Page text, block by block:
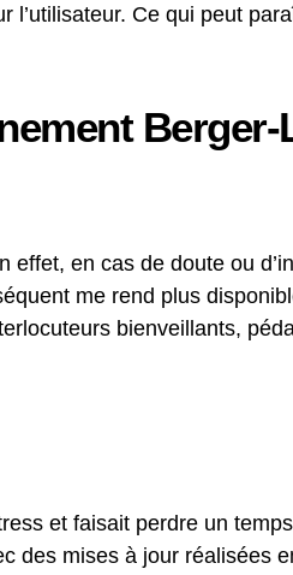
l’utilisateur. Ce qui peut
effet, en cas de doute ou
me rend plus
bienveillants,
et faisait perdre un
des mises à jour réalisées